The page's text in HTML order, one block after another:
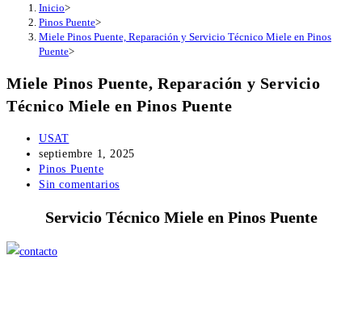
Inicio>
Pinos Puente>
Miele Pinos Puente, Reparación y Servicio Técnico Miele en Pinos
Puente>
Miele Pinos Puente, Reparación y Servicio
Técnico Miele en Pinos Puente
Autor
de
la
entrada:
USAT
Publicación
de
la
septiembre 1, 2025
Categoría
de
entrada:
Pinos Puente
Comentarios
la
Sin comentarios
Servicio Técnico Miele en Pinos Puente